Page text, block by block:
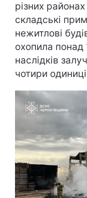
різних
складські
нежитлові
охопила понад
наслідків
чотири одиниці